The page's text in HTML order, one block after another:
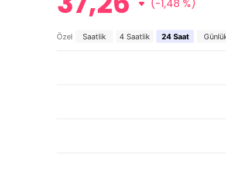
(-1,48 %)
Özel Saatlik 4 Saatlik 24 Saat